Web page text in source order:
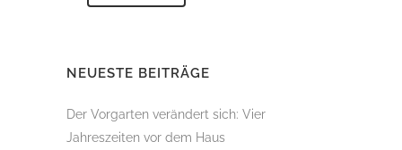
NEUESTE BEITRÄGE
Der Vorgarten verändert sich: Vier
Jahreszeiten vor dem Haus